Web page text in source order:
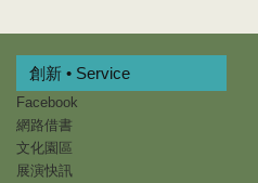
創新 • Service
Facebook
網路借書
文化園區
展演快訊